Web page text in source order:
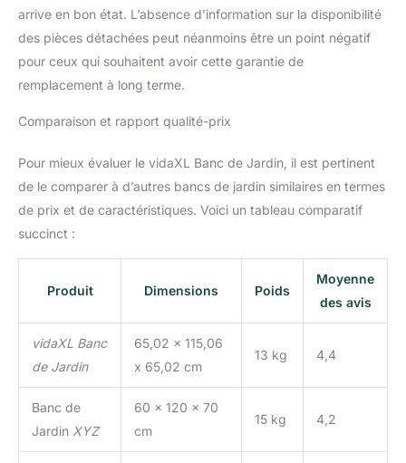
arrive en bon état. L’absence d’information sur la disponibilité
des pièces détachées peut néanmoins être un point négatif
pour ceux qui souhaitent avoir cette garantie de
remplacement à long terme.
Comparaison et rapport qualité-prix
Pour mieux évaluer le vidaXL Banc de Jardin, il est pertinent
de le comparer à d’autres bancs de jardin similaires en termes
de prix et de caractéristiques. Voici un tableau comparatif
succinct :
Produit Dimensions Poids
Moyenne
des avis
vidaXL Banc
de Jardin
65,02 x 115,06
x 65,02 cm
13 kg 4,4
Banc de
Jardin XYZ
60 x 120 x 70
cm
15 kg 4,2